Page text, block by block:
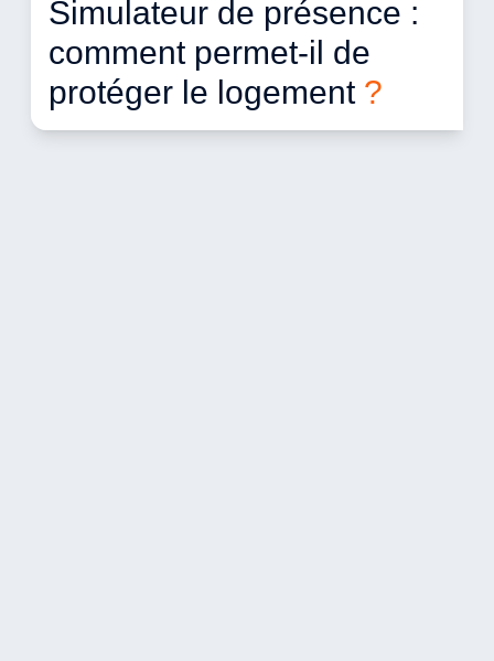
Simulateur de présence :
comment permet-il de
protéger le logement ?